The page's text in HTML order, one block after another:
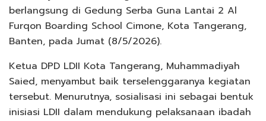
berlangsung di Gedung Serba Guna Lantai 2 Al
Furqon Boarding School Cimone, Kota Tangerang,
Banten, pada Jumat (8/5/2026).
Ketua DPD LDII Kota Tangerang, Muhammadiyah
Saied, menyambut baik terselenggaranya kegiatan
tersebut. Menurutnya, sosialisasi ini sebagai bentuk
inisiasi LDII dalam mendukung pelaksanaan ibadah